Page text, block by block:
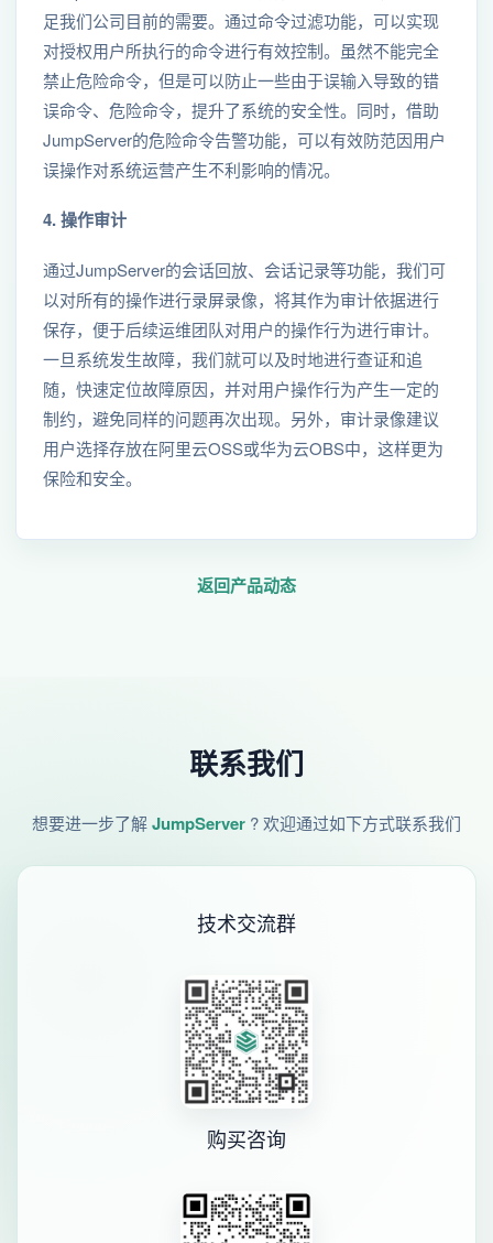
足我们公司目前的需要。通过命令过滤功能，可以实现
对授权用户所执行的命令进行有效控制。虽然不能完全
禁止危险命令，但是可以防止一些由于误输入导致的错
误命令、危险命令，提升了系统的安全性。同时，借助
JumpServer的危险命令告警功能，可以有效防范因用户
误操作对系统运营产生不利影响的情况。
4. 操作审计
通过JumpServer的会话回放、会话记录等功能，我们可
以对所有的操作进行录屏录像，将其作为审计依据进行
保存，便于后续运维团队对用户的操作行为进行审计。
一旦系统发生故障，我们就可以及时地进行查证和追
随，快速定位故障原因，并对用户操作行为产生一定的
制约，避免同样的问题再次出现。另外，审计录像建议
用户选择存放在阿里云OSS或华为云OBS中，这样更为
保险和安全。
返回产品动态
联系我们
想要进一步了解JumpServer ? 欢迎通过如下方式联系我们
技术交流群
购买咨询